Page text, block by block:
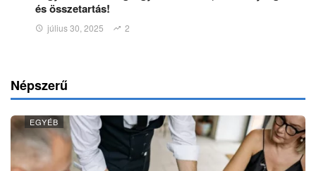
és összetartás!
július 30, 2025 2
Népszerű
EGYÉB